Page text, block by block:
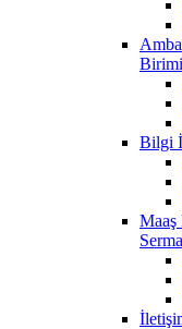
Birimi
Bilgi